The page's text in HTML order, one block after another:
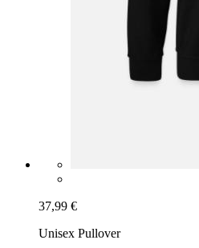
37,99 €
Unisex Pullover